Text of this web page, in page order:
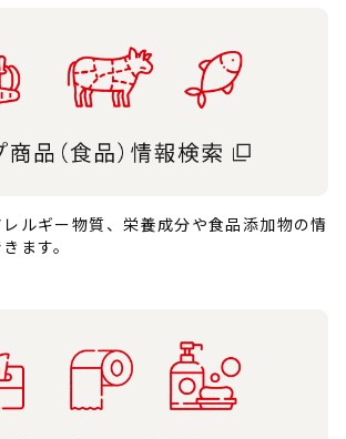
ルギー物質、栄養成分や食品添加物の情
ます。